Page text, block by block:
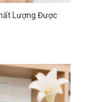
Lượng Được